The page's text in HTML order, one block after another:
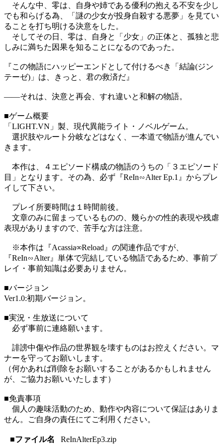
そんな中、零は、自身や姉である優利の抱える不安を少し
でも和らげる為、「謎の少女が投身自殺する悪夢」を見てい
ることを打ち明ける決意をした。
そしてその日、零は、自身と「少女」の正体と、孤独と悲
しみに満ちた因果を知ることになるのであった。
『この物語にハッピーエンドとして付けるべき「結論(ジン
テーゼ)」は、きっと、君の救済だ』
――それは、決意と再会、すれ違いと和解の物語。
■ゲーム概要
「LIGHT.VN」製、現代異能ライト・ノベルゲーム。
選択肢やルート分岐などはなく、一本道で物語が進んでい
きます。
本作は、４エピソード構成の物語のうちの「３エピソード
目」となります。その為、必ず『ReIn∽Alter Ep.1』からプレ
イして下さい。
プレイ所要時間は１時間前後。
文章のみに留まっているものの、幾らかの性的表現や残虐
表現がありますので、苦手な方は注意。
※本作は『Acassia∞Reload』の関連作品ですが、
『ReIn∽Alter』単体で完結している物語であるため、事前プ
レイ・事前知識は必要ありません。
■バージョン
Ver1.0:初期バージョン。
■実況・生放送について
必ず事前に連絡願います。
誹謗中傷や作品の世界観を壊すものはお控えください。マ
ナーを守ってお願いします。
（何かあれば削除をお願いすることがあるかもしれません
が、ご協力お願いいたします）
■免責事項
個人の趣味活動のため、動作や内容について保証はありま
せん。ご自身の責任にてご利用ください。
■ファイル名
ReInAlterEp3.zip